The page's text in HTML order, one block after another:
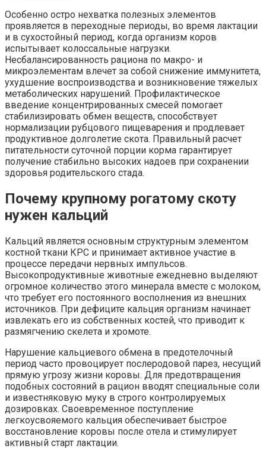
Особенно остро нехватка полезных элементов
проявляется в переходные периоды, во время лактации
и в сухостойный период, когда организм коров
испытывает колоссальные нагрузки.
Несбалансированность рациона по макро- и
микроэлементам влечет за собой снижение иммунитета,
ухудшение воспроизводства и возникновение тяжелых
метаболических нарушений. Профилактическое
введение концентрированных смесей помогает
стабилизировать обмен веществ, способствует
нормализации рубцового пищеварения и продлевает
продуктивное долголетие скота. Правильный расчет
питательности суточной порции корма гарантирует
получение стабильно высоких надоев при сохранении
здоровья родительского стада.
Почему крупному рогатому скоту
нужен кальций
Кальций является основным структурным элементом
костной ткани КРС и принимает активное участие в
процессе передачи нервных импульсов.
Высокопродуктивные животные ежедневно выделяют
огромное количество этого минерала вместе с молоком,
что требует его постоянного восполнения из внешних
источников. При дефиците кальция организм начинает
извлекать его из собственных костей, что приводит к
размягчению скелета и хромоте.
Нарушение кальциевого обмена в предотелочный
период часто провоцирует послеродовой парез, несущий
прямую угрозу жизни коровы. Для предотвращения
подобных состояний в рацион вводят специальные соли
и известняковую муку в строго контролируемых
дозировках. Своевременное поступление
легкоусвояемого кальция обеспечивает быстрое
восстановление коровы после отела и стимулирует
активный старт лактации.